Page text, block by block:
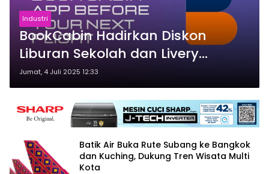
Industri
BookCabin Hadirkan Diskon
Liburan Sekolah dan Livery
Khusus Armada Lion Air Group,
Perkuat Posisi Sebagai OTA Pilihan
Jumat, 4 Juli 2025 12:33
Batik Air Buka Rute Subang ke Bangkok
dan Kuching, Dukung Tren Wisata Multi
Kota